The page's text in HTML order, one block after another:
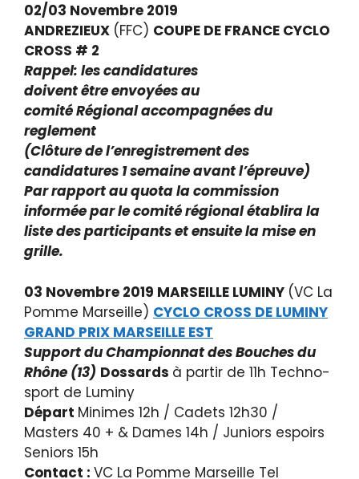
02/03 Novembre 2019
ANDREZIEUX (FFC) COUPE DE FRANCE CYCLO
CROSS # 2
Rappel: les candidatures
doiventêtreenvoyées au
comitéRégionalaccompagnées du
reglement
(Clôturede l’enregistrement des
candidatures 1 semaine avant l’épreuve)
Par rapport au quota la commission
informée par le comité régionalétablirala
liste des participants et ensuite la mise en
grille.
03 Novembre 2019 MARSEILLE LUMINY (VC La
Pomme Marseille) CYCLO CROSS DE LUMINY
GRAND PRIX MARSEILLE EST
Support du Championnat des Bouches du
Rhône (13) Dossards à partir de 11h Techno-
sport de Luminy
Départ Minimes 12h / Cadets 12h30 /
Masters 40 + & Dames 14h / Juniors espoirs
Seniors 15h
Contact : VC La Pomme Marseille Tel